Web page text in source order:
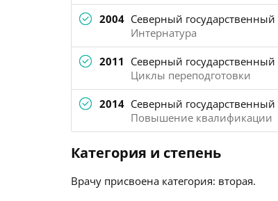
2004 Северный
Интернатура
2011 Северный государственный
Циклы переподготовки
2014 Северный
Повышение квалификации
Категория и степень
Врачу присвоена категория: вторая.